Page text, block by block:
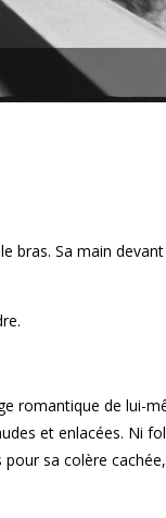
bras. Sa main
romantique de lui-
et enlacées. Ni
sa colère